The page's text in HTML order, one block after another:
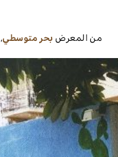
من المعرضبحر متوسطي,